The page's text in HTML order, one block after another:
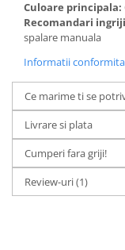
Culoare principala:
Recomandari
spalare manuala
Informatii
Ce marime ti se
Livrare si plata
Cumperi fara griji!
Review-uri(1)